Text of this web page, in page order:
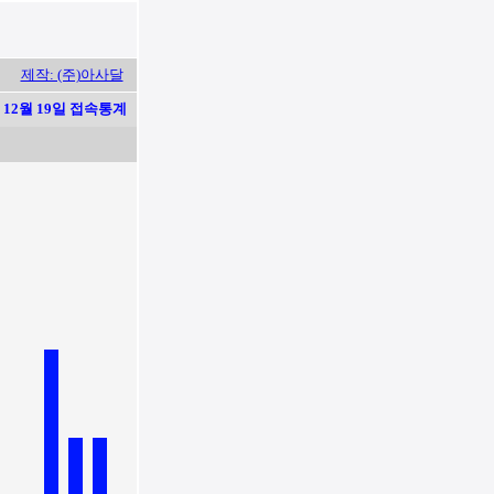
제작: (주)아사달
12월 19일 접속통계